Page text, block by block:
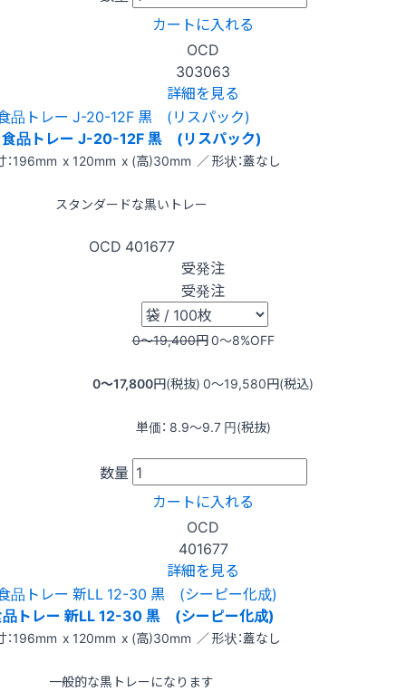
カートに入れる
OCD
303063
詳細を見る
食品トレー J-20-12F 黒 (リスパック)
：196mm x 120mm x (高)30mm ／ 形状：蓋なし
スタンダードな黒いトレー
OCD 401677
受発注
受発注
0〜19,400円0〜8%OFF
0〜17,800円(税抜) 0〜19,580円(税込)
単価： 8.9〜9.7 円(税抜)
数量
カートに入れる
OCD
401677
詳細を見る
トレー 新LL 12-30 黒 (シーピー化成)
：196mm x 120mm x (高)30mm ／ 形状：蓋なし
一般的な黒トレーになります